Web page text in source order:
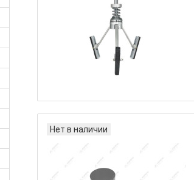
Нет в наличии